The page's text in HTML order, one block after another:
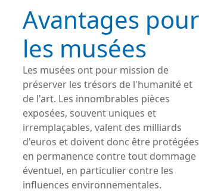
Avantages pour
les musées
Les musées ont pour mission de
préserver les trésors de l'humanité et
de l'art. Les innombrables pièces
exposées, souvent uniques et
irremplaçables, valent des milliards
d'euros et doivent donc être protégées
en permanence contre tout dommage
éventuel, en particulier contre les
influences environnementales.